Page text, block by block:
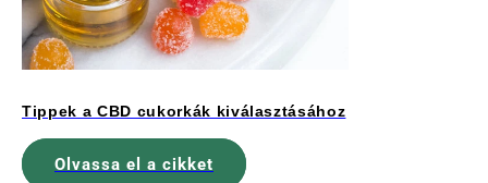
Tippek a CBD cukorkák kiválasztásához
Olvassa el a cikket